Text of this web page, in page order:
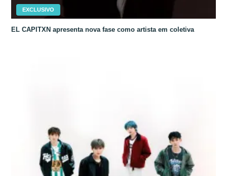
EXCLUSIVO
EL CAPITXN apresenta nova fase como artista em coletiva